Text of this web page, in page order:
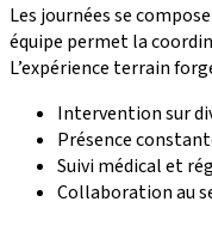
Les journées se
équipe permet la
L’expérience terrain
Intervention sur
Présence
Suivi médical et
Collaboration au